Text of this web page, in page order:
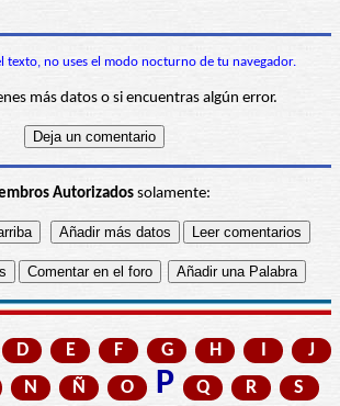
texto, no uses el modo nocturno de tu navegador.
más datos o si encuentras algún error.
Autorizadossolamente:
D E F G H I
J
N Ñ O P Q R
S